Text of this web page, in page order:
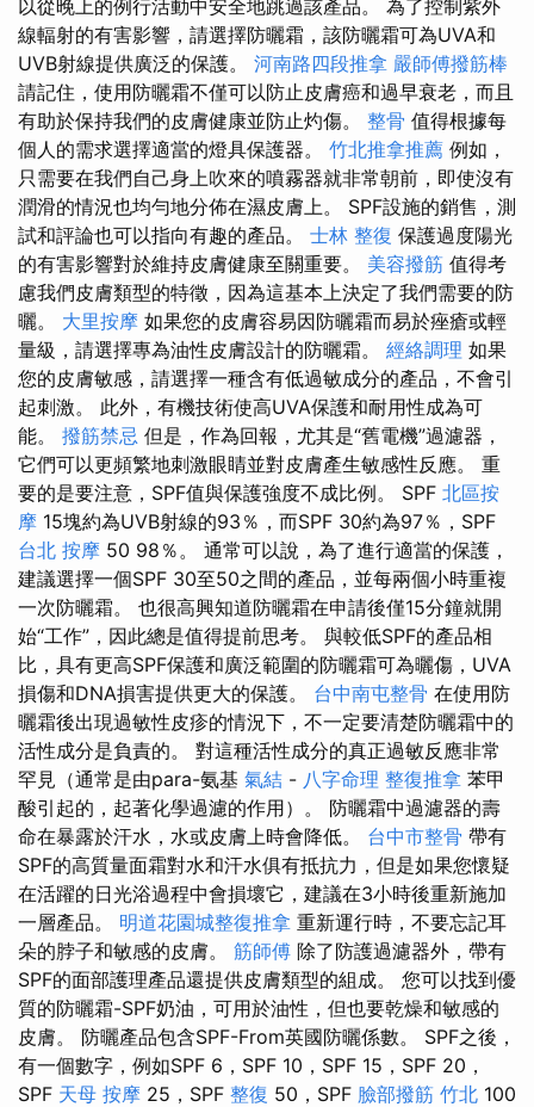
以從晚上的例行活動中安全地跳過該產品。 為了控制紫外
線輻射的有害影響，請選擇防曬霜，該防曬霜可為UVA和
UVB射線提供廣泛的保護。 河南路四段推拿 嚴師傅撥筋棒
請記住，使用防曬霜不僅可以防止皮膚癌和過早衰老，而且
有助於保持我們的皮膚健康並防止灼傷。 整骨 值得根據每
個人的需求選擇適當的燈具保護器。 竹北推拿推薦 例如，
只需要在我們自己身上吹來的噴霧器就非常朝前，即使沒有
潤滑的情況也均勻地分佈在濕皮膚上。 SPF設施的銷售，測
試和評論也可以指向有趣的產品。 士林 整復 保護過度陽光
的有害影響對於維持皮膚健康至關重要。 美容撥筋 值得考
慮我們皮膚類型的特徵，因為這基本上決定了我們需要的防
曬。 大里按摩 如果您的皮膚容易因防曬霜而易於痤瘡或輕
量級，請選擇專為油性皮膚設計的防曬霜。 經絡調理 如果
您的皮膚敏感，請選擇一種含有低過敏成分的產品，不會引
起刺激。 此外，有機技術使高UVA保護和耐用性成為可
能。 撥筋禁忌 但是，作為回報，尤其是“舊電機”過濾器，
它們可以更頻繁地刺激眼睛並對皮膚產生敏感性反應。 重
要的是要注意，SPF值與保護強度不成比例。 SPF 北區按
摩 15塊約為UVB射線的93％，而SPF 30約為97％，SPF
台北 按摩 50 98％。 通常可以說，為了進行適當的保護，
建議選擇一個SPF 30至50之間的產品，並每兩個小時重複
一次防曬霜。 也很高興知道防曬霜在申請後僅15分鐘就開
始“工作”，因此總是值得提前思考。 與較低SPF的產品相
比，具有更高SPF保護和廣泛範圍的防曬霜可為曬傷，UVA
損傷和DNA損害提供更大的保護。 台中南屯整骨 在使用防
曬霜後出現過敏性皮疹的情況下，不一定要清楚防曬霜中的
活性成分是負責的。 對這種活性成分的真正過敏反應非常
罕見（通常是由para-氨基 氣結 - 八字命理 整復推拿 苯甲
酸引起的，起著化學過濾的作用）。 防曬霜中過濾器的壽
命在暴露於汗水，水或皮膚上時會降低。 台中市整骨 帶有
SPF的高質量面霜對水和汗水俱有抵抗力，但是如果您懷疑
在活躍的日光浴過程中會損壞它，建議在3小時後重新施加
一層產品。 明道花園城整復推拿 重新運行時，不要忘記耳
朵的脖子和敏感的皮膚。 筋師傅 除了防護過濾器外，帶有
SPF的面部護理產品還提供皮膚類型的組成。 您可以找到優
質的防曬霜-SPF奶油，可用於油性，但也要乾燥和敏感的
皮膚。 防曬產品包含SPF-From英國防曬係數。 SPF之後，
有一個數字，例如SPF 6，SPF 10，SPF 15，SPF 20，
SPF 天母 按摩 25，SPF 整復 50，SPF 臉部撥筋 竹北 100